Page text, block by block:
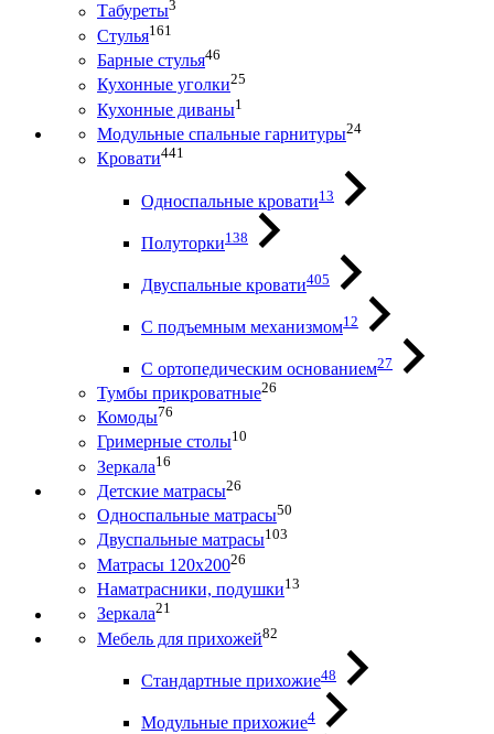
Табуреты3
Стулья161
Барные стулья46
Кухонные уголки25
Кухонные диваны1
Модульные спальные гарнитуры24
Кровати441
Односпальные кровати13
Полуторки138
Двуспальные кровати405
С подъемным механизмом12
С ортопедическим основанием27
Тумбы прикроватные26
Комоды76
Гримерные столы10
Зеркала16
Детские матрасы26
Односпальные матрасы50
Двуспальные матрасы103
Матрасы 120х20026
Наматрасники, подушки13
Зеркала21
Мебель для прихожей82
Стандартные прихожие48
Модульные прихожие4